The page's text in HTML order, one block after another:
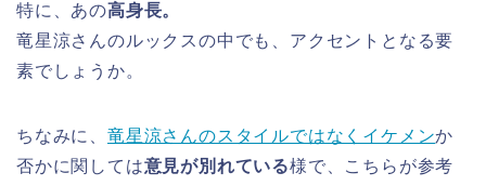
特に、あの高身長。
竜星涼さんのルックスの中でも、アクセントとなる要
素でしょうか。
ちなみに、 竜星涼さんのスタイルではなくイケメンか
否かに関しては意見が別れている様で、こちらが参考